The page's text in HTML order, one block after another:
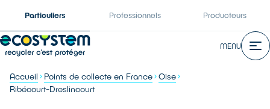
Particuliers Professionnels Producteurs
MENU
Accueil Points de collecte en France Oise
Ribécourt-Dreslincourt